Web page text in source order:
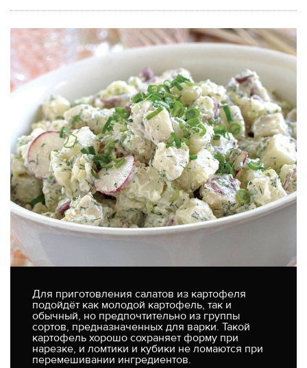
Для приготовления салатов из картофеля
подойдёт как молодой картофель, так и
обычный, но предпочтительно из группы
сортов, предназначенных для варки. Такой
картофель хорошо сохраняет форму при
нарезке, и ломтики и кубики не ломаются при
перемешивании ингредиентов.